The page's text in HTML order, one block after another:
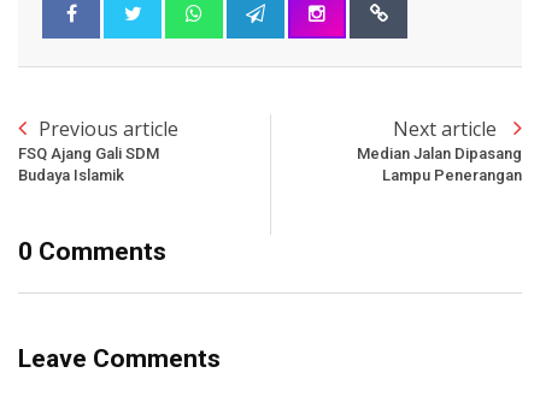
Previous article
FSQ Ajang Gali SDM
Budaya Islamik
Next article
Median Jalan Dipasang
Lampu Penerangan
0 Comments
Leave Comments